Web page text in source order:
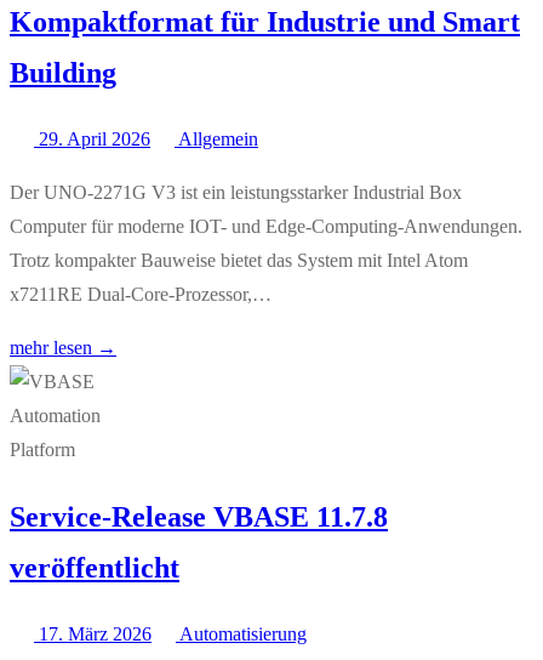
Kompaktformat für Industrie und Smart
Building
29. April 2026 Allgemein
Der UNO-2271G V3 ist ein leistungsstarker Industrial Box
Computer für moderne IOT- und Edge-Computing-Anwendungen.
Trotz kompakter Bauweise bietet das System mit Intel Atom
x7211RE Dual-Core-Prozessor,…
mehr lesen →
Service-Release VBASE 11.7.8
veröffentlicht
17. März 2026 Automatisierung